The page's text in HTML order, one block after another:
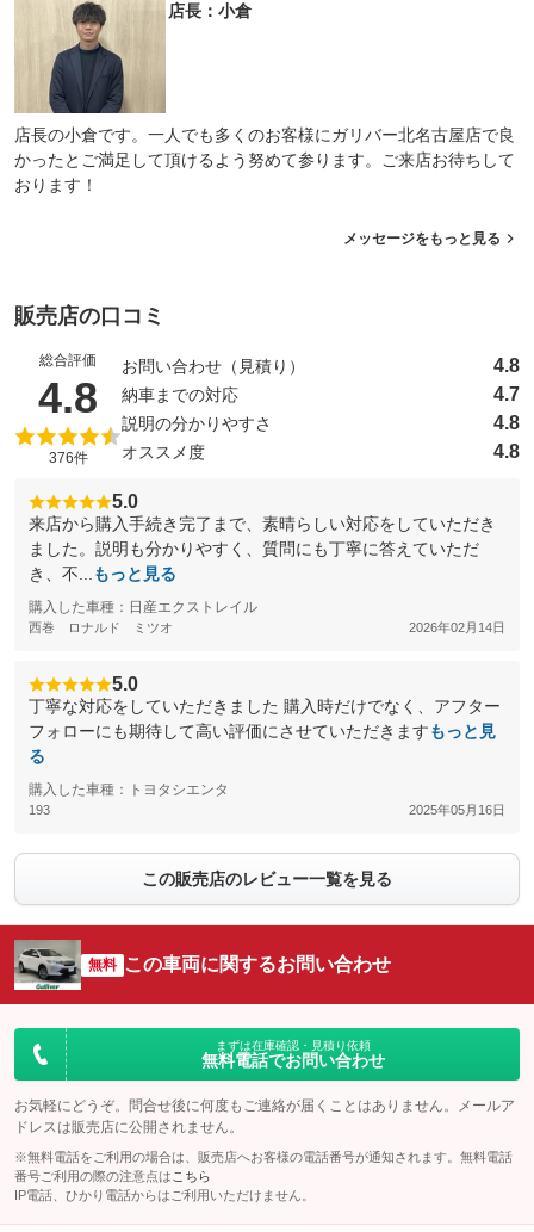
店長：小倉
店長の小倉です。一人でも多くのお客様にガリバー北名古屋店で良
かったとご満足して頂けるよう努めて参ります。ご来店お待ちして
おります！
メッセージをもっと見る
販売店の口コミ
総合評価
4.8 （5点満点中）
376件
お問い合わせ（見積り） 4.8
納車までの対応 4.7
説明の分かりやすさ 4.8
オススメ度 4.8
5.0
来店から購入手続き完了まで、素晴らしい対応をしていただき
ました。説明も分かりやすく、質問にも丁寧に答えていただ
き、不...
もっと見る
購入した車種：日産エクストレイル
西巻 ロナルド ミツオ 2026年02月14日
5.0
丁寧な対応をしていただきました 購入時だけでなく、アフター
フォローにも期待して高い評価にさせていただきますもっと見
る
購入した車種：トヨタシエンタ
193 2025年05月16日
この販売店のレビュー一覧を見る
無料 この車両に関するお問い合わせ
まずは在庫確認・見積り依頼
無料電話でお問い合わせ
お気軽にどうぞ。問合せ後に何度もご連絡が届くことはありません。メールア
ドレスは販売店に公開されません。
※無料電話をご利用の場合は、販売店へお客様の電話番号が通知されます。無料電話
番号ご利用の際の注意点は こちら
IP電話、ひかり電話からはご利用いただけません。